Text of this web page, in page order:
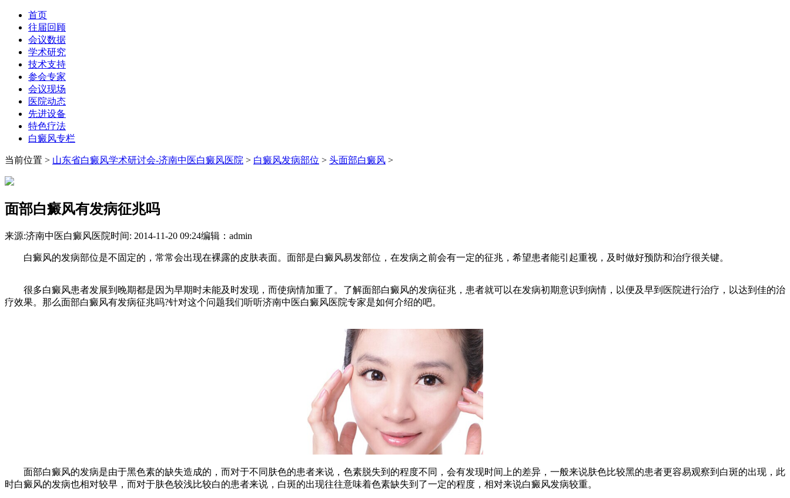
首页
往届回顾
会议数据
学术研究
技术支持
参会专家
会议现场
医院动态
先进设备
特色疗法
白癜风专栏
当前位置 > 山东省白癜风学术研讨会-济南中医白癜风医院 > 白癜风发病部位 > 头面部白癜风 >
面部白癜风有发病征兆吗
来源:济南中医白癜风医院时间: 2014-11-20 09:24编辑：admin
白癜风的发病部位是不固定的，常常会出现在裸露的皮肤表面。面部是白癜风易发部位，在发病之前会有一定的征兆，希望患者能引起重视，及时做好预防和治疗很关键。
很多白癜风患者发展到晚期都是因为早期时未能及时发现，而使病情加重了。了解面部白癜风的发病征兆，患者就可以在发病初期意识到病情，以便及早到医院进行治疗，以达到佳的治
疗效果。那么面部白癜风有发病征兆吗?针对这个问题我们听听济南中医白癜风医院专家是如何介绍的吧。
面部白癜风的发病是由于黑色素的缺失造成的，而对于不同肤色的患者来说，色素脱失到的程度不同，会有发现时间上的差异，一般来说肤色比较黑的患者更容易观察到白斑的出现，此
时白癜风的发病也相对较早，而对于肤色较浅比较白的患者来说，白斑的出现往往意味着色素缺失到了一定的程度，相对来说白癜风发病较重。